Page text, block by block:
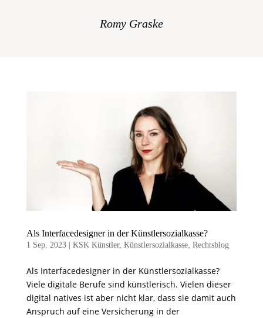
Romy Graske
Als Interfacedesigner in der Künstlersozialkasse?
1 Sep. 2023| KSK Künstler, Künstlersozialkasse, Rechtsblog
Als Interfacedesigner in der Künstlersozialkasse?
Viele digitale Berufe sind künstlerisch. Vielen dieser
digital natives ist aber nicht klar, dass sie damit auch
Anspruch auf eine Versicherung in der